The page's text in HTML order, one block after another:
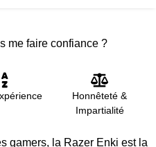
me faire confiance ?
Honnêteté &
Impartialité
gamers, la Razer Enki est la